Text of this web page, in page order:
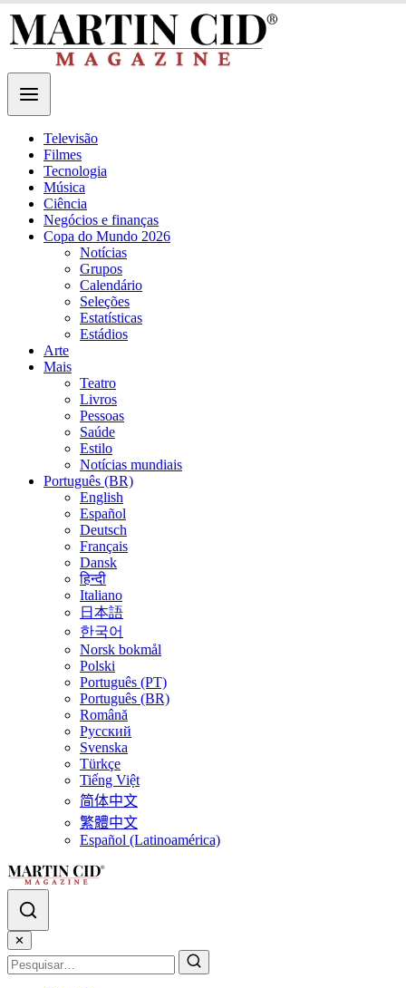
Televisão
Filmes
Tecnologia
Música
Ciência
Negócios e finanças
Copa do Mundo 2026
Notícias
Grupos
Calendário
Seleções
Estatísticas
Estádios
Arte
Mais
Teatro
Livros
Pessoas
Saúde
Estilo
Notícias mundiais
Português (BR)
English
Español
Deutsch
Français
Dansk
हिन्दी
Italiano
日本語
한국어
Norsk bokmål
Polski
Português (PT)
Português (BR)
Română
Русский
Svenska
Türkçe
Tiếng Việt
简体中文
繁體中文
Español (Latinoamérica)
✕